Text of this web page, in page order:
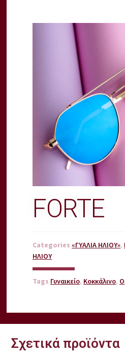
FORTE
Categories «ΓΥΑΛΙΑ ΗΛΙΟΥ»,
ΗΛΙΟΥ
Tags Γυναικείο, Κοκκάλινο,
Σχετικά προϊόντα